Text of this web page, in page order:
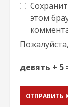
этом
девять + 5